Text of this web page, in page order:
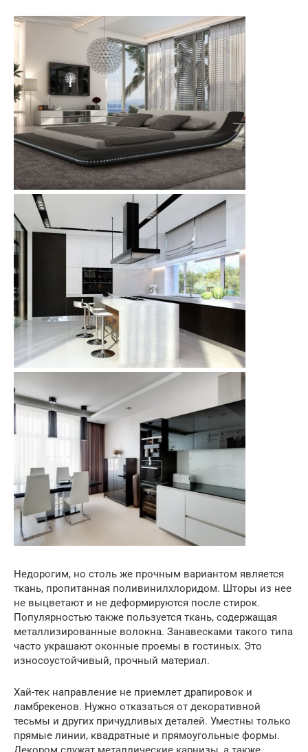
Недорогим, но столь же прочным вариантом является
ткань, пропитанная поливинилхлоридом. Шторы из нее
не выцветают и не деформируются после стирок.
Популярностью также пользуется ткань, содержащая
металлизированные волокна. Занавесками такого типа
часто украшают оконные проемы в гостиных. Это
износоустойчивый, прочный материал.
Хай-тек направление не приемлет драпировок и
ламбрекенов. Нужно отказаться от декоративной
тесьмы и других причудливых деталей. Уместны только
прямые линии, квадратные и прямоугольные формы.